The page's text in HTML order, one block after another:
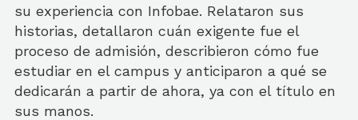
su experiencia con Infobae. Relataron sus
historias, detallaron cuán exigente fue el
proceso de admisión, describieron cómo fue
estudiar en el campus y anticiparon a qué se
dedicarán a partir de ahora, ya con el título en
sus manos.